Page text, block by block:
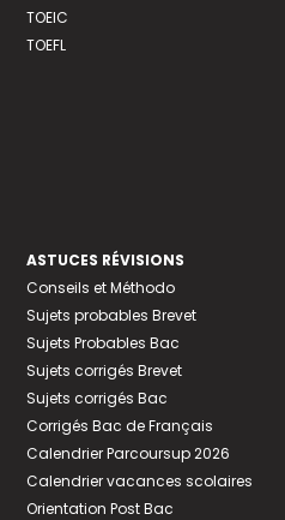
TOEIC
TOEFL
ASTUCES RÉVISIONS
Conseils et Méthodo
Sujets probables Brevet
Sujets Probables Bac
Sujets corrigés Brevet
Sujets corrigés Bac
Corrigés Bac de Français
Calendrier Parcoursup 2026
Calendrier vacances scolaires
Orientation Post Bac